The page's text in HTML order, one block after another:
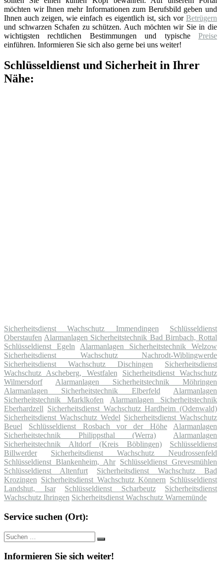
möchten wir Ihnen mehr Informationen zum Berufsbild geben und
Ihnen auch zeigen, wie einfach es eigentlich ist, sich vor Betrügern
und schwarzen Schafen zu schützen. Auch möchten wir Sie in die
wichtigsten rechtlichen Bestimmungen und typische Preise
einführen. Informieren Sie sich also gerne bei uns weiter!
Schlüsseldienst und Sicherheit in Ihrer
Nähe:
Sicherheitsdienst Wachschutz Immendingen
Schlüsseldienst
Oberstaufen Alarmanlagen Sicherheitstechnik Bad Birnbach, Rottal
Schlüsseldienst Egeln
Alarmanlagen Sicherheitstechnik Welzow
Sicherheitsdienst Wachschutz Nachrodt-Wiblingwerde
Sicherheitsdienst Wachschutz Dischingen
Sicherheitsdienst
Wachschutz Ascheberg, Westfalen
Sicherheitsdienst Wachschutz
Wilmersdorf
Alarmanlagen Sicherheitstechnik Möhringen
Alarmanlagen Sicherheitstechnik Elberfeld
Alarmanlagen
Sicherheitstechnik Marklkofen
Alarmanlagen Sicherheitstechnik
Eberhardzell Sicherheitsdienst Wachschutz Hardheim (Odenwald)
Sicherheitsdienst Wachschutz Wedel Sicherheitsdienst Wachschutz
Beuel
Schlüsseldienst Rosbach vor der Höhe
Alarmanlagen
Sicherheitstechnik Philippsthal (Werra)
Alarmanlagen
Sicherheitstechnik Altdorf (Kreis Böblingen)
Schlüsseldienst
Billwerder
Sicherheitsdienst Wachschutz Neudrossenfeld
Schlüsseldienst Blankenheim, Ahr Schlüsseldienst Grevesmühlen
Schlüsseldienst Altenfurt
Sicherheitsdienst Wachschutz Bad
Krozingen Sicherheitsdienst Wachschutz Könnern Schlüsseldienst
Landshut, Isar
Schlüsseldienst Scharbeutz
Sicherheitsdienst
Wachschutz Ihringen Sicherheitsdienst Wachschutz Warnemünde
Service suchen (Ort):
Suche
nach:
Suchen
Informieren Sie sich weiter!